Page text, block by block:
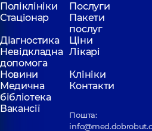
Поліклініки
Послуги
Стаціонар
Пакети
послуг
Діагностика
Ціни
Невідкладна
допомога
Лікарі
Новини
Клініки
Медична
бібліотека
Контакти
Вакансії
Пошта: